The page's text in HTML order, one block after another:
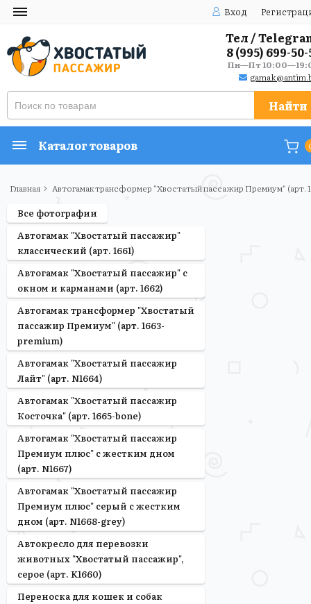
Вход
Тел /
8 (995) 699-50-
Пн—Пт
Найти
Каталог товаров
Главная Автогамак трансформер "Хвостатый пассажир Премиум" (арт.
Все фотографии
Автогамак "Хвостатый пассажир"
классический (арт. 1661)
Автогамак "Хвостатый пассажир" с
окном и карманами (арт. 1662)
Автогамак трансформер "Хвостатый
пассажир Премиум" (арт. 1663-
premium)
Автогамак "Хвостатый пассажир
Лайт" (арт. N1664)
Автогамак "Хвостатый пассажир
Косточка" (арт. 1665-bone)
Автогамак "Хвостатый пассажир
Премиум плюс" с жестким дном
(арт. N1667)
Автогамак "Хвостатый пассажир
Премиум плюс" серый с жестким
дном (арт. N1668-grey)
Автокресло для перевозки
животных "Хвостатый пассажир",
серое (арт. K1660)
Переноска для кошек и собак